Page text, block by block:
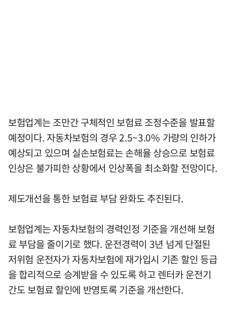
보험업계는 조만간 구체적인 보험료 조정수준을 발표할
예정이다. 자동차보험의 경우 2.5~3.0% 가량의 인하가
예상되고 있으며 실손보험료는 손해율 상승으로 보험료
인상은 불가피한 상황에서 인상폭을 최소화할 전망이다.
제도개선을 통한 보험료 부담 완화도 추진된다.
보험업계는 자동차보험의 경력인정 기준을 개선해 보험
료 부담을 줄이기로 했다. 운전경력이 3년 넘게 단절된
저위험 운전자가 자동차보험에 재가입시 기존 할인 등급
을 합리적으로 승계받을 수 있도록 하고 렌터카 운전기
간도 보험료 할인에 반영토록 기준을 개선한다.